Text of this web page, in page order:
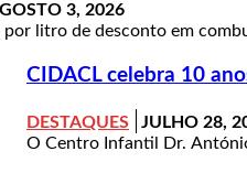
3, 2026
litro de desconto em
CIDACL celebra 10
DESTAQUES
JULHO 28,
O Centro Infantil Dr.